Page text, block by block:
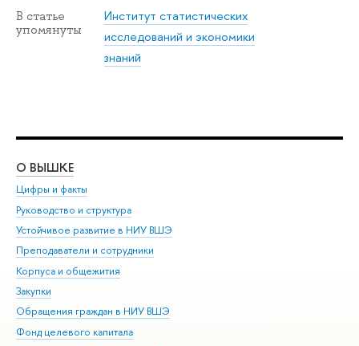
В статье
упомянуты
Институт статистических
исследований и экономики
знаний
О ВЫШКЕ
Цифры и факты
Руководство и структура
Устойчивое развитие в НИУ ВШЭ
Преподаватели и сотрудники
Корпуса и общежития
Закупки
Обращения граждан в НИУ ВШЭ
Фонд целевого капитала